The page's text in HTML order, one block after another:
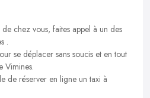
chez vous, faites appel à un des
.
se déplacer sans soucis et en tout
Vimines.
de réserver en ligne un taxi à